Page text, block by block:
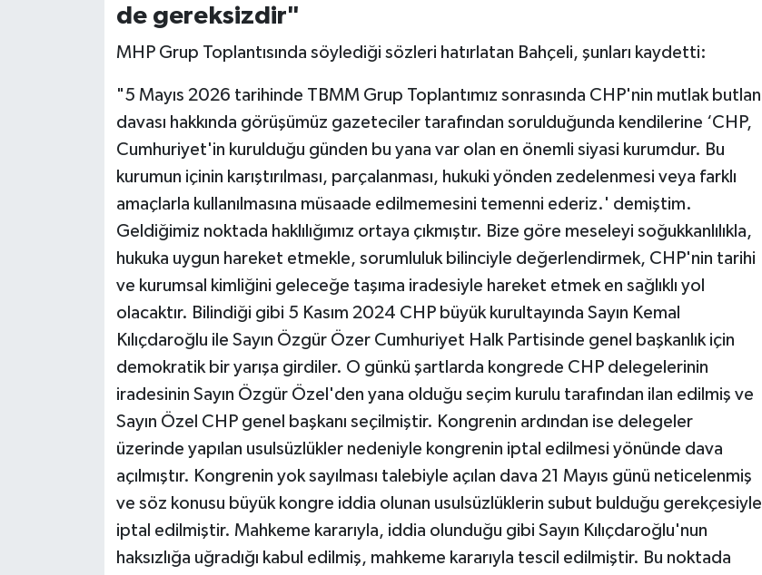
de gereksizdir"
MHP Grup Toplantısında söylediği sözleri hatırlatan Bahçeli, şunları kaydetti:
"5 Mayıs 2026 tarihinde TBMM Grup Toplantımız sonrasında CHP'nin mutlak butlan
davası hakkında görüşümüz gazeteciler tarafından sorulduğunda kendilerine ‘CHP,
Cumhuriyet'in kurulduğu günden bu yana var olan en önemli siyasi kurumdur. Bu
kurumun içinin karıştırılması, parçalanması, hukuki yönden zedelenmesi veya farklı
amaçlarla kullanılmasına müsaade edilmemesini temenni ederiz.' demiştim.
Geldiğimiz noktada haklılığımız ortaya çıkmıştır. Bize göre meseleyi soğukkanlılıkla,
hukuka uygun hareket etmekle, sorumluluk bilinciyle değerlendirmek, CHP'nin tarihi
ve kurumsal kimliğini geleceğe taşıma iradesiyle hareket etmek en sağlıklı yol
olacaktır. Bilindiği gibi 5 Kasım 2024 CHP büyük kurultayında Sayın Kemal
Kılıçdaroğlu ile Sayın Özgür Özer Cumhuriyet Halk Partisinde genel başkanlık için
demokratik bir yarışa girdiler. O günkü şartlarda kongrede CHP delegelerinin
iradesinin Sayın Özgür Özel'den yana olduğu seçim kurulu tarafından ilan edilmiş ve
Sayın Özel CHP genel başkanı seçilmiştir. Kongrenin ardından ise delegeler
üzerinde yapılan usulsüzlükler nedeniyle kongrenin iptal edilmesi yönünde dava
açılmıştır. Kongrenin yok sayılması talebiyle açılan dava 21 Mayıs günü neticelenmiş
ve söz konusu büyük kongre iddia olunan usulsüzlüklerin subut bulduğu gerekçesiyle
iptal edilmiştir. Mahkeme kararıyla, iddia olunduğu gibi Sayın Kılıçdaroğlu'nun
haksızlığa uğradığı kabul edilmiş, mahkeme kararıyla tescil edilmiştir. Bu noktada